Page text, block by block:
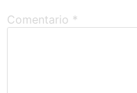
Comentario *